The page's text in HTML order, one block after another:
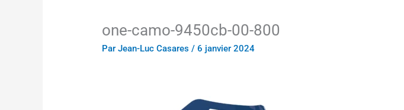
one-camo-9450cb-00-800
ParJean-Luc Casares/6 janvier 2024